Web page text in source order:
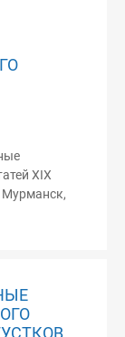
XIX
Мурманск,